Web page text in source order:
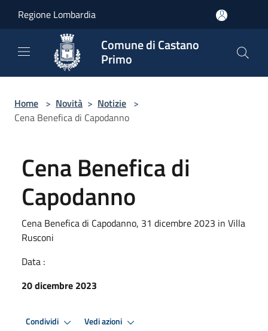
Regione Lombardia
Comune di Castano
Primo
Home > Novità > Notizie >
Cena Benefica di Capodanno
Cena Benefica di
Capodanno
Cena Benefica di Capodanno, 31 dicembre 2023 in Villa
Rusconi
Data :
20 dicembre 2023
Condividi Vedi azioni